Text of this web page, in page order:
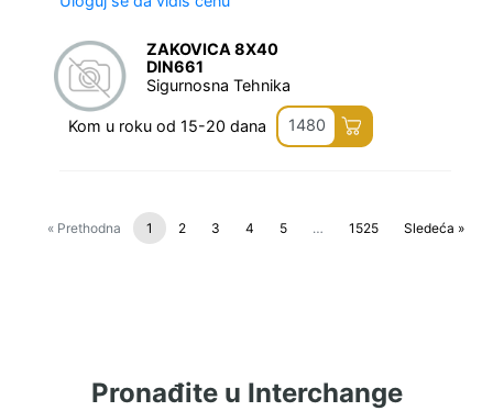
ZAKOVICA 8X40
DIN661
Sigurnosna Tehnika
Kom u roku od 15-20 dana 1480
« Prethodna 1 2 3 4 5 … 1525 Sledeća »
Pronađite u Interchange